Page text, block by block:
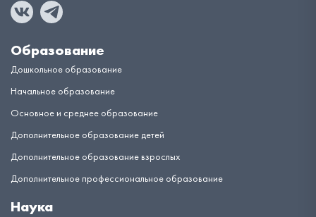
Образование
Дошкольное образование
Начальное образование
Основное и среднее образование
Дополнительное образование детей
Дополнительное образование взрослых
Дополнительное профессиональное образование
Наука